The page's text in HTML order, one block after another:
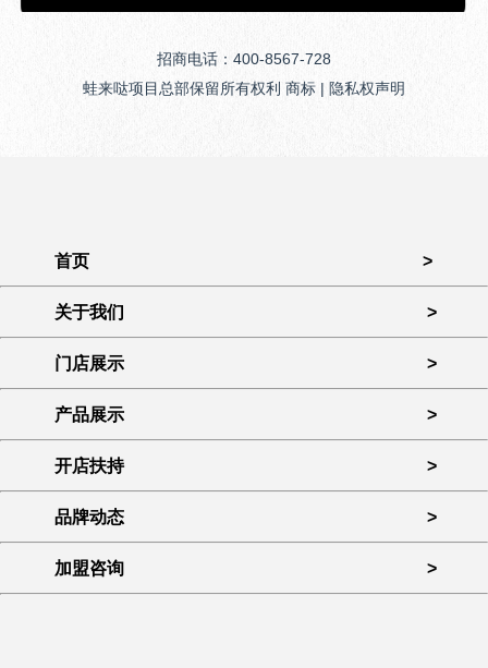
招商电话：400-8567-728
蛙来哒项目总部保留所有权利 商标 | 隐私权声明
首页 >
关于我们 >
门店展示 >
产品展示 >
开店扶持 >
品牌动态 >
加盟咨询 >